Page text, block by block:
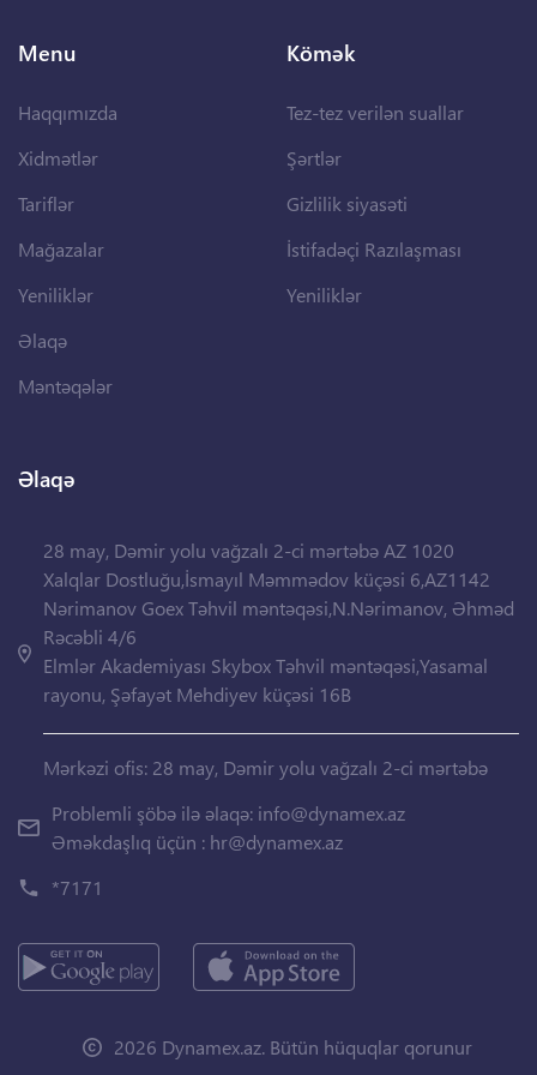
Menu
Haqqımızda
Xidmətlər
Tariflər
Mağazalar
Yeniliklər
Əlaqə
Məntəqələr
Kömək
Tez-tez verilən suallar
Şərtlər
Gizlilik siyasəti
İstifadəçi Razılaşması
Yeniliklər
Əlaqə
28 may, Dəmir yolu vağzalı 2-ci mərtəbə AZ 1020
Xalqlar Dostluğu,İsmayıl Məmmədov küçəsi 6,AZ1142
Nərimanov Goex Təhvil məntəqəsi,N.Nərimanov, Əhməd
Rəcəbli 4/6
Elmlər Akademiyası Skybox Təhvil məntəqəsi,Yasamal
rayonu, Şəfayət Mehdiyev küçəsi 16B
Mərkəzi ofis: 28 may, Dəmir yolu vağzalı 2-ci mərtəbə
Problemli şöbə ilə əlaqə: info@dynamex.az
Əməkdaşlıq üçün : hr@dynamex.az
*7171
2026 Dynamex.az. Bütün hüquqlar qorunur